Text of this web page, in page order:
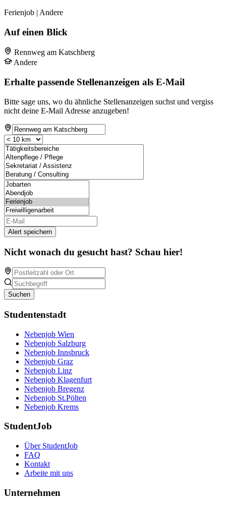
Ferienjob | Andere
Auf einen Blick
Rennweg am Katschberg
Andere
Erhalte passende Stellenanzeigen als E-Mail
Bitte sage uns, wo du ähnliche Stellenanzeigen suchst und vergiss
nicht deine E-Mail Adresse anzugeben!
Alert speichern
Nicht wonach du gesucht hast? Schau hier!
Suchen
Studentenstadt
Nebenjob Wien
Nebenjob Salzburg
Nebenjob Innsbruck
Nebenjob Graz
Nebenjob Linz
Nebenjob Klagenfurt
Nebenjob Bregenz
Nebenjob St.Pölten
Nebenjob Krems
StudentJob
Über StudentJob
FAQ
Kontakt
Arbeite mit uns
Unternehmen